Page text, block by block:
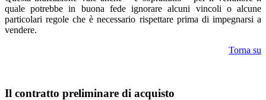
quale potrebbe in buona fede ignorare alcuni vincoli o alcune
particolari regole che è necessario rispettare prima di impegnarsi a
vendere.
Torna su
Il contratto preliminare di acquisto